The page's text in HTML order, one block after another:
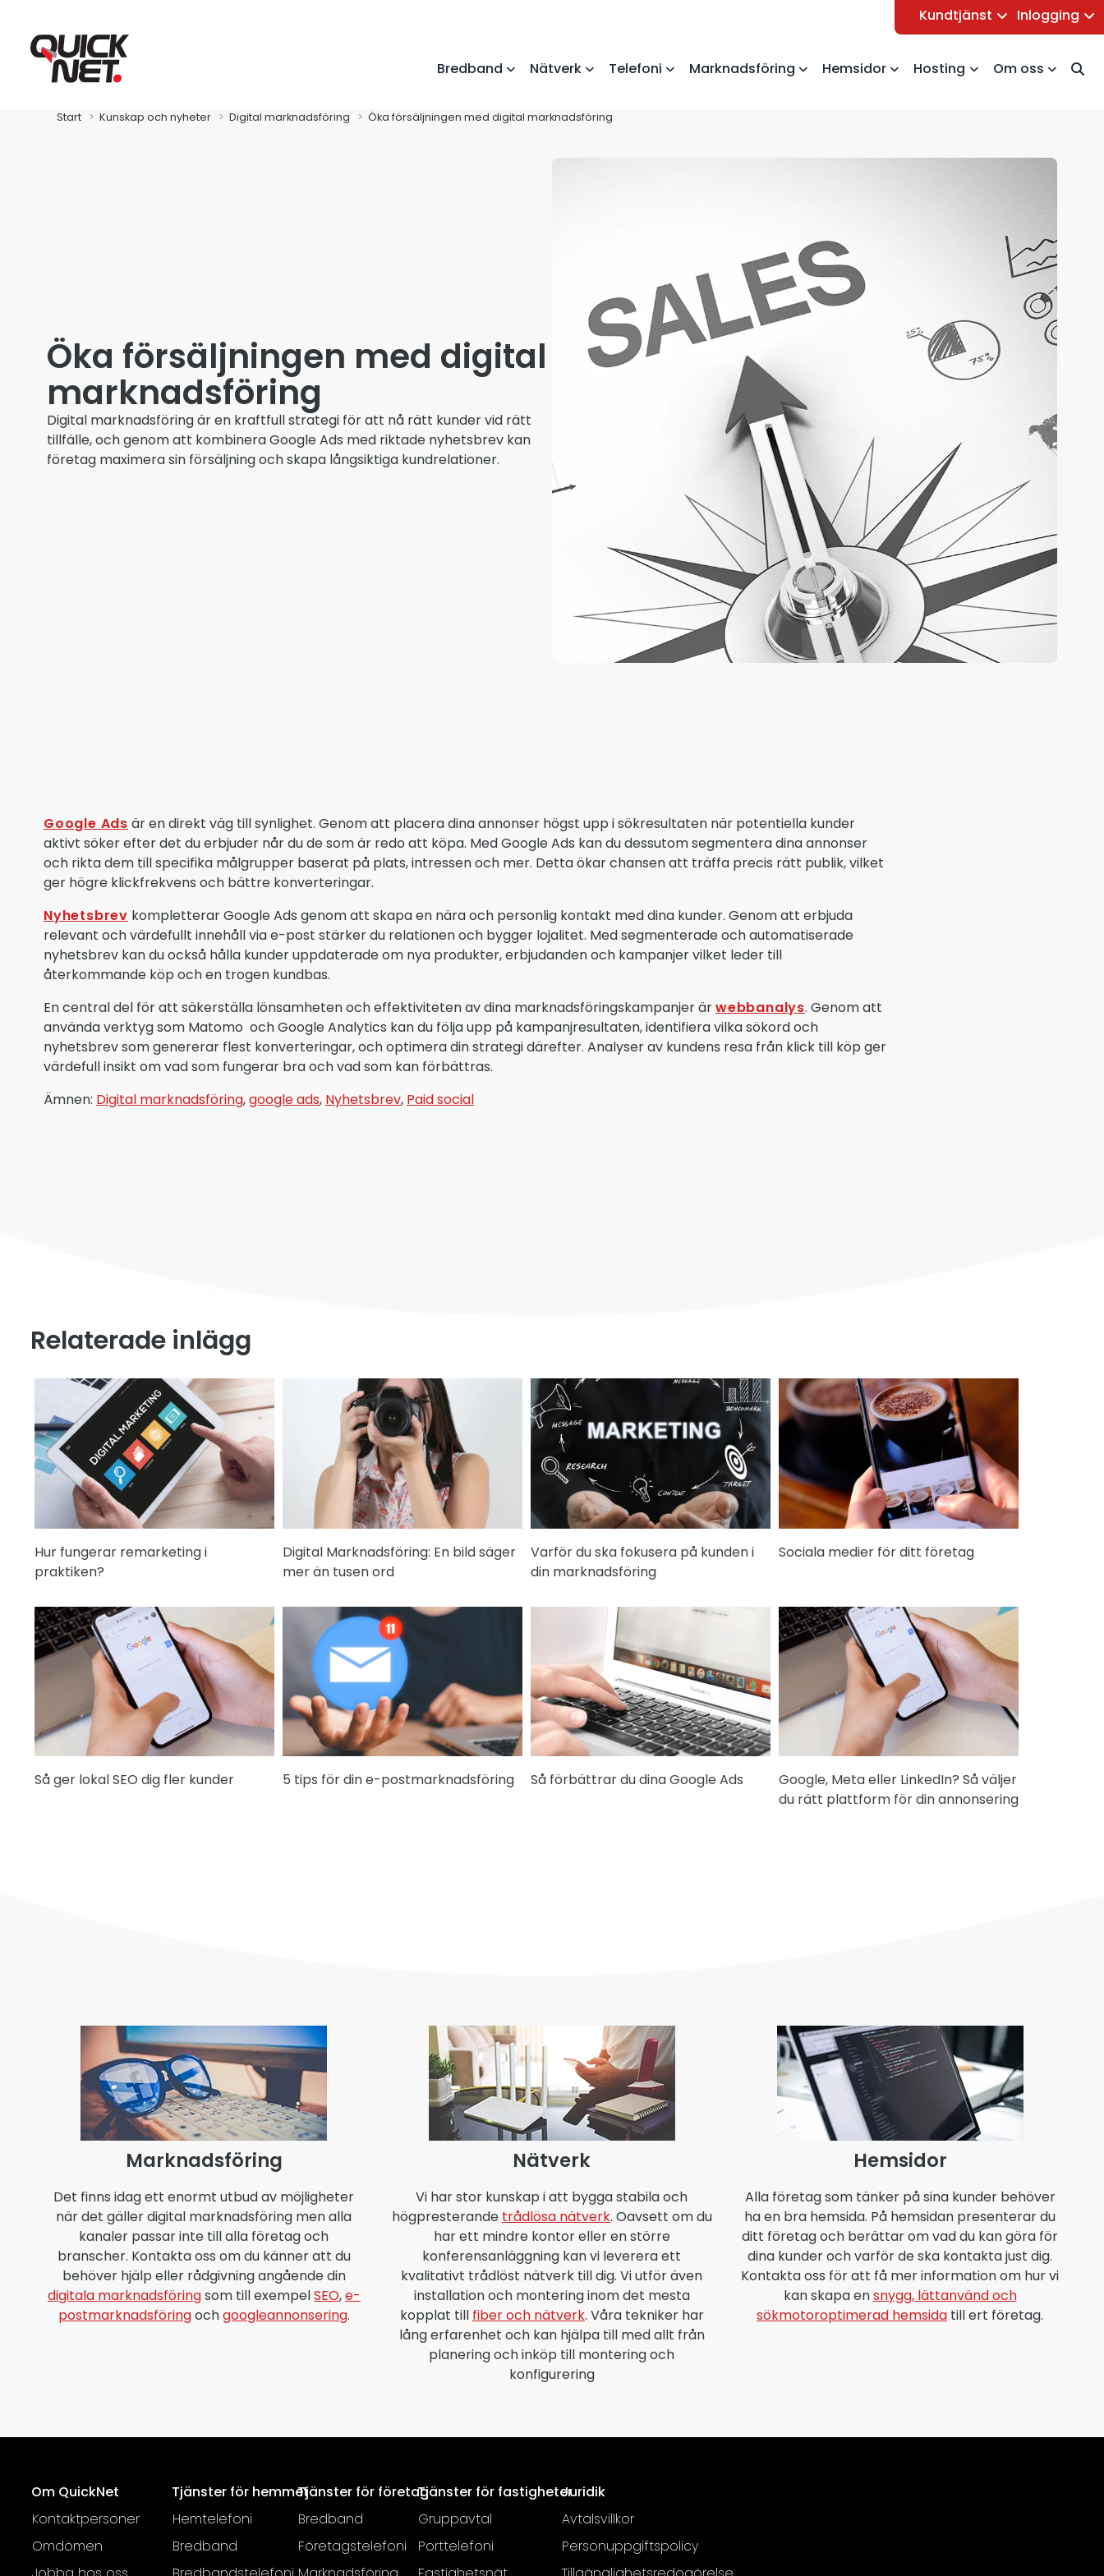
Kundtjänst Inlogging
Bredband
Zitius
Nätverk Telefoni Marknadsföring Hemsidor Hosting Om oss
Start Kunskap och nyheter Digital marknadsföring Öka försäljningen med digital marknadsföring
Öka försäljningen med digital
marknadsföring
Digital marknadsföring är en kraftfull strategi för att nå rätt kunder vid rätt
tillfälle, och genom att kombinera Google Ads med riktade nyhetsbrev kan
företag maximera sin försäljning och skapa långsiktiga kundrelationer.
Google Ads är en direkt väg till synlighet. Genom att placera dina annonser högst upp i sökresultaten när potentiella kunder
aktivt söker efter det du erbjuder når du de som är redo att köpa. Med Google Ads kan du dessutom segmentera dina annonser
och rikta dem till specifika målgrupper baserat på plats, intressen och mer. Detta ökar chansen att träffa precis rätt publik, vilket
ger högre klickfrekvens och bättre konverteringar.
Nyhetsbrev kompletterar Google Ads genom att skapa en nära och personlig kontakt med dina kunder. Genom att erbjuda
relevant och värdefullt innehåll via e-post stärker du relationen och bygger lojalitet. Med segmenterade och automatiserade
nyhetsbrev kan du också hålla kunder uppdaterade om nya produkter, erbjudanden och kampanjer vilket leder till
återkommande köp och en trogen kundbas.
En central del för att säkerställa lönsamheten och effektiviteten av dina marknadsföringskampanjer ärwebbanalys. Genom att
använda verktyg som Matomo och Google Analytics kan du följa upp på kampanjresultaten, identifiera vilka sökord och
nyhetsbrev som genererar flest konverteringar, och optimera din strategi därefter. Analyser av kundens resa från klick till köp ger
värdefull insikt om vad som fungerar bra och vad som kan förbättras.
Ämnen: Digital marknadsföring,google ads, Nyhetsbrev, Paid social
Relaterade inlägg
Hur fungerar remarketing i
praktiken?
Digital Marknadsföring: En bild säger
mer än tusen ord
Varför du ska fokusera på kunden i
din marknadsföring
Sociala medier för ditt företag
Så ger lokal SEO dig fler kunder 5 tips för din e-postmarknadsföring Så förbättrar du dina Google Ads
Google, Meta eller LinkedIn? Så väljer
du rätt plattform för din annonsering
Marknadsföring
Det finns idag ett enormt utbud av möjligheter
när det gäller digital marknadsföring men alla
kanaler passar inte till alla företag och
branscher. Kontakta oss om du känner att du
behöver hjälp eller rådgivning angående din
digitala marknadsföringsom till exempelSEO,e-
postmarknadsföringochgoogleannonsering.
Nätverk
Vi har stor kunskap i att bygga stabila och
högpresterande trådlösa nätverk. Oavsett om du
har ett mindre kontor eller en större
konferensanläggning kan vi leverera ett
kvalitativt trådlöst nätverk till dig. Vi utför även
installation och montering inom det mesta
kopplat till fiber och nätverk. Våra tekniker har
lång erfarenhet och kan hjälpa till med allt från
planering och inköp till montering och
konfigurering
Hemsidor
Alla företag som tänker på sina kunder behöver
ha en bra hemsida. På hemsidan presenterar du
ditt företag och berättar om vad du kan göra för
dina kunder och varför de ska kontakta just dig.
Kontakta oss för att få mer information om hur vi
kan skapa ensnygg, lättanvänd och
sökmotoroptimerad hemsida till ert företag.
Om QuickNet
Kontaktpersoner
Omdömen
Tjänster för hemmet
Hemtelefoni
Bredband
Tjänster för företag
Bredband
Företagstelefoni
Tjänster för fastigheter
Gruppavtal
Porttelefoni
Juridik
Avtalsvillkor
Personuppgiftspolicy